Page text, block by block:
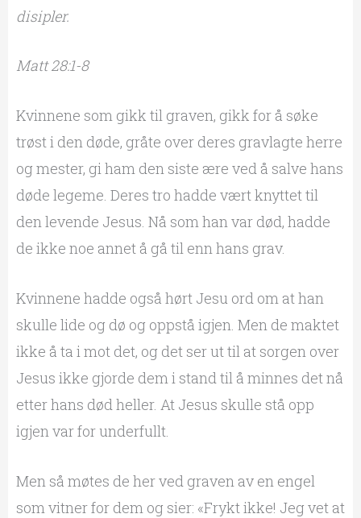
disipler.
Matt 28:1-8
Kvinnene som gikk til graven, gikk for å søke
trøst i den døde, gråte over deres gravlagte herre
og mester, gi ham den siste ære ved å salve hans
døde legeme. Deres tro hadde vært knyttet til
den levende Jesus. Nå som han var død, hadde
de ikke noe annet å gå til enn hans grav.
Kvinnene hadde også hørt Jesu ord om at han
skulle lide og dø og oppstå igjen. Men de maktet
ikke å ta i mot det, og det ser ut til at sorgen over
Jesus ikke gjorde dem i stand til å minnes det nå
etter hans død heller. At Jesus skulle stå opp
igjen var for underfullt.
Men så møtes de her ved graven av en engel
som vitner for dem og sier: «Frykt ikke! Jeg vet at